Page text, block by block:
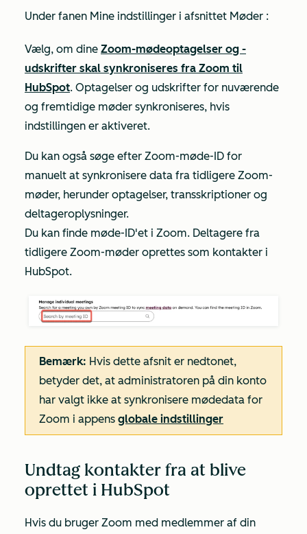
Under fanen Mine indstillinger i afsnittet Møder :
Vælg, om dine Zoom-mødeoptagelser og -
udskrifter skal synkroniseres fra Zoom til
HubSpot. Optagelser og udskrifter for nuværende
og fremtidige møder synkroniseres, hvis
indstillingen er aktiveret.
Du kan også søge efter Zoom-møde-ID for
manuelt at synkronisere data fra tidligere Zoom-
møder, herunder optagelser, transskriptioner og
deltageroplysninger.
Du kan finde møde-ID'et i Zoom. Deltagere fra
tidligere Zoom-møder oprettes som kontakter i
HubSpot.
Bemærk: Hvis dette afsnit er nedtonet,
betyder det, at administratoren på din konto
har valgt ikke at synkronisere mødedata for
Zoom i appens globale indstillinger
Undtag kontakter fra at blive
oprettet i HubSpot
Hvis du bruger Zoom med medlemmer af din